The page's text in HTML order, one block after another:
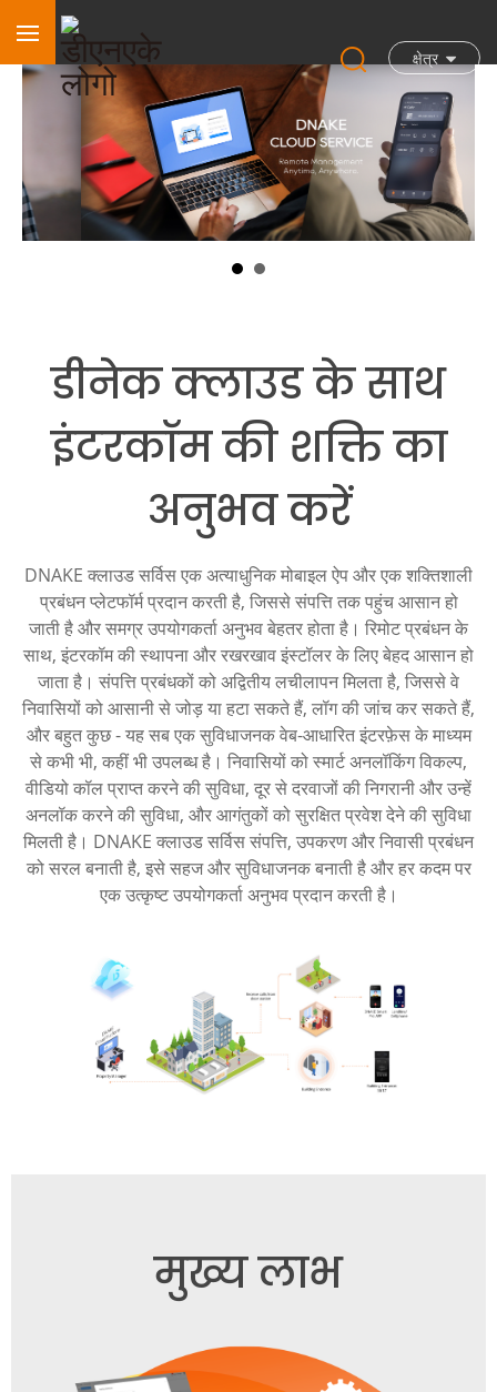
क्षेत्र
डीनेक क्लाउड के साथ
इंटरकॉम की शक्ति का
अनुभव करें
DNAKE क्लाउड सर्विस एक अत्याधुनिक मोबाइल ऐप और एक शक्तिशाली
प्रबंधन प्लेटफॉर्म प्रदान करती है, जिससे संपत्ति तक पहुंच आसान हो
जाती है और समग्र उपयोगकर्ता अनुभव बेहतर होता है। रिमोट प्रबंधन के
साथ, इंटरकॉम की स्थापना और रखरखाव इंस्टॉलर के लिए बेहद आसान हो
जाता है। संपत्ति प्रबंधकों को अद्वितीय लचीलापन मिलता है, जिससे वे
निवासियों को आसानी से जोड़ या हटा सकते हैं, लॉग की जांच कर सकते हैं,
और बहुत कुछ - यह सब एक सुविधाजनक वेब-आधारित इंटरफ़ेस के माध्यम
से कभी भी, कहीं भी उपलब्ध है। निवासियों को स्मार्ट अनलॉकिंग विकल्प,
वीडियो कॉल प्राप्त करने की सुविधा, दूर से दरवाजों की निगरानी और उन्हें
अनलॉक करने की सुविधा, और आगंतुकों को सुरक्षित प्रवेश देने की सुविधा
मिलती है। DNAKE क्लाउड सर्विस संपत्ति, उपकरण और निवासी प्रबंधन
को सरल बनाती है, इसे सहज और सुविधाजनक बनाती है और हर कदम पर
एक उत्कृष्ट उपयोगकर्ता अनुभव प्रदान करती है।
मुख्य लाभ